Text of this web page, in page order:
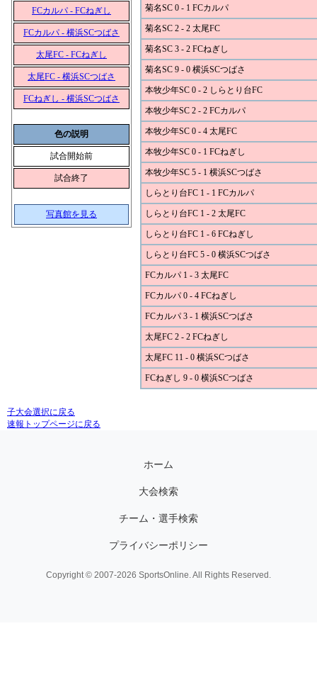
FCカルパ - FCねぎし
FCカルパ - 横浜SCつばさ
太尾FC - FCねぎし
太尾FC - 横浜SCつばさ
FCねぎし - 横浜SCつばさ
色の説明
試合開始前
試合終了
写真館を見る
菊名SC 0 - 1 FCカルパ
菊名SC 2 - 2 太尾FC
菊名SC 3 - 2 FCねぎし
菊名SC 9 - 0 横浜SCつばさ
本牧少年SC 0 - 2 しらとり台FC
本牧少年SC 2 - 2 FCカルパ
本牧少年SC 0 - 4 太尾FC
本牧少年SC 0 - 1 FCねぎし
本牧少年SC 5 - 1 横浜SCつばさ
しらとり台FC 1 - 1 FCカルパ
しらとり台FC 1 - 2 太尾FC
しらとり台FC 1 - 6 FCねぎし
しらとり台FC 5 - 0 横浜SCつばさ
FCカルパ 1 - 3 太尾FC
FCカルパ 0 - 4 FCねぎし
FCカルパ 3 - 1 横浜SCつばさ
太尾FC 2 - 2 FCねぎし
太尾FC 11 - 0 横浜SCつばさ
FCねぎし 9 - 0 横浜SCつばさ
子大会選択に戻る
速報トップページに戻る
ホーム
大会検索
チーム・選手検索
プライバシーポリシー
Copyright © 2007-2026 SportsOnline. All Rights Reserved.